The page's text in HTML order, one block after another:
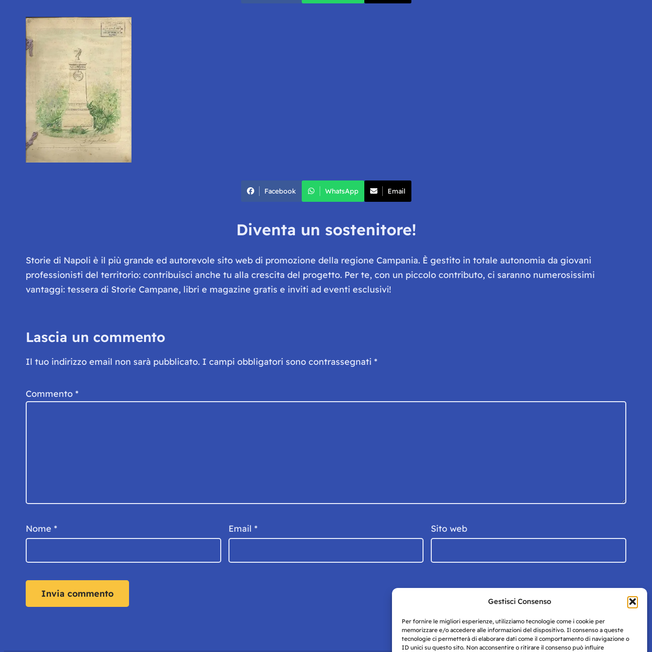
Gestisci Consenso
Per fornire le migliori esperienze, utilizziamo tecnologie come i cookie per
memorizzare e/o accedere alle informazioni del dispositivo. Il consenso a queste
tecnologie ci permetterà di elaborare dati come il comportamento di navigazione o
ID unici su questo sito. Non acconsentire o ritirare il consenso può influire
Facebook WhatsApp Email
Diventa un sostenitore!
Storie di Napoli è il più grande ed autorevole sito web di promozione della regione Campania. È gestito in totale autonomia da giovani
professionisti del territorio: contribuisci anche tu alla crescita del progetto. Per te, con un piccolo contributo, ci saranno numerosissimi
vantaggi: tessera di Storie Campane, libri e magazine gratis e inviti ad eventi esclusivi!
Lascia un commento
Il tuo indirizzo email non sarà pubblicato. I campi obbligatori sono contrassegnati *
Commento *
Nome * Email * Sito web